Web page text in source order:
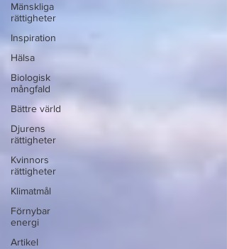
Mänskliga
rättigheter
Inspiration
Hälsa
Biologisk
mångfald
Bättre värld
Djurens
rättigheter
Kvinnors
rättigheter
Klimatmål
Förnybar
energi
Artikel